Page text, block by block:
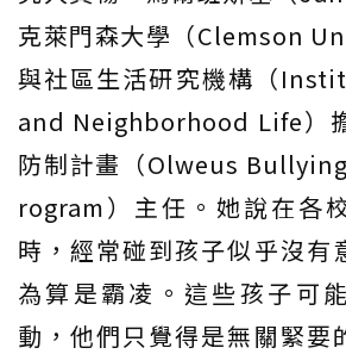
克萊門森大學（Clemson
與社區生活研究機構（
and Neighborhood Life）
防制計畫（Olweus
rogram）主任。她說在各
時，經常碰到孩子似乎沒有
為算是霸凌。這些孩子可
動，他們只覺得是無關緊要